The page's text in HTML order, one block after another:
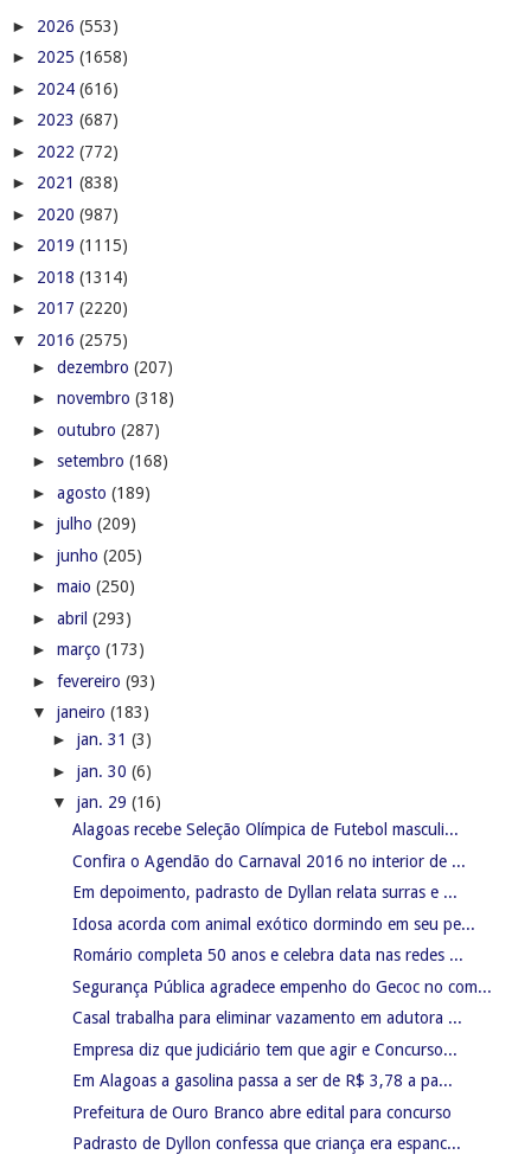
► 2026 (553)
► 2025 (1658)
► 2024 (616)
► 2023 (687)
► 2022 (772)
► 2021 (838)
► 2020 (987)
► 2019 (1115)
► 2018 (1314)
► 2017 (2220)
▼ 2016 (2575)
► dezembro (207)
► novembro (318)
► outubro (287)
► setembro (168)
► agosto (189)
► julho (209)
► junho (205)
► maio (250)
► abril (293)
► março (173)
► fevereiro (93)
▼ janeiro (183)
► jan. 31 (3)
► jan. 30 (6)
▼ jan. 29 (16)
Alagoas recebe Seleção Olímpica de Futebol masculi...
Confira o Agendão do Carnaval 2016 no interior de ...
Em depoimento, padrasto de Dyllan relata surras e ...
Idosa acorda com animal exótico dormindo em seu pe...
Romário completa 50 anos e celebra data nas redes ...
Segurança Pública agradece empenho do Gecoc no com...
Casal trabalha para eliminar vazamento em adutora ...
Empresa diz que judiciário tem que agir e Concurso...
Em Alagoas a gasolina passa a ser de R$ 3,78 a pa...
Prefeitura de Ouro Branco abre edital para concurso
Padrasto de Dyllon confessa que criança era espanc...